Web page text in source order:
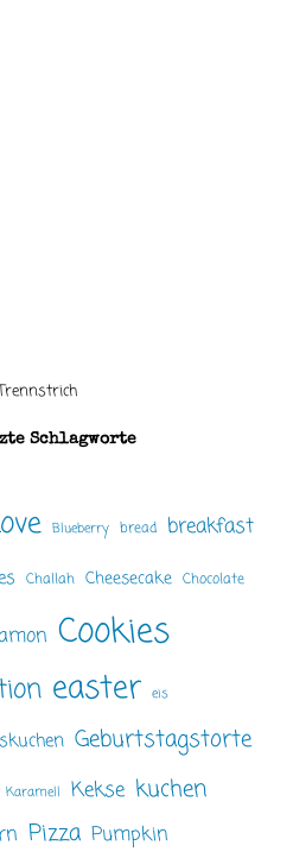
Schlagworte
Blueberry bread breakfast
Challah Cheesecake Chocolate
Cookies
easter eis
Geburtstagstorte
Karamell Kekse kuchen
Pizza Pumpkin